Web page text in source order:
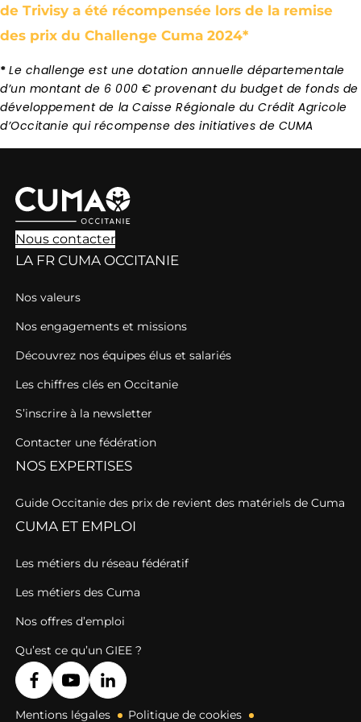
de Trivisy a été récompensée lors de la remise
des prix du Challenge Cuma 2024*
*Le challenge est une dotation annuelle départementale
d’un montant de 6 000 € provenant du budget de fonds de
développement de la Caisse Régionale du Crédit Agricole
d’Occitanie qui récompense des initiatives de CUMA
Nous contacter
LA FR CUMA OCCITANIE
Nos valeurs
Nos engagements et missions
Découvrez nos équipes élus et salariés
Les chiffres clés en Occitanie
S’inscrire à la newsletter
Contacter une fédération
NOS EXPERTISES
Guide Occitanie des prix de revient des matériels de Cuma
CUMA ET EMPLOI
Les métiers du réseau fédératif
Les métiers des Cuma
Nos offres d’emploi
Qu’est ce qu’un GIEE ?
Mentions légales Politique de cookies